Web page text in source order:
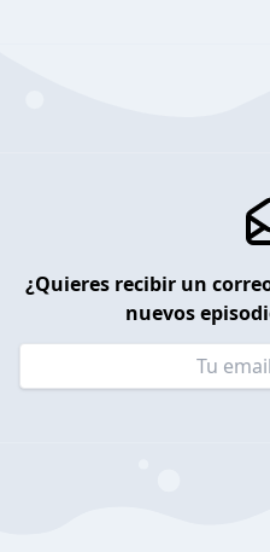
¿Quieres recibir un
nuevos